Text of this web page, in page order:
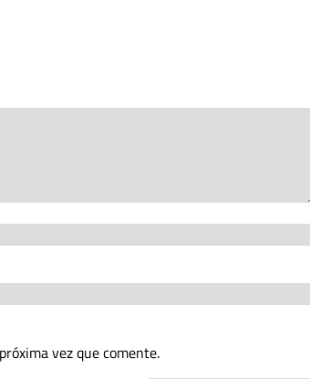
vez que comente.